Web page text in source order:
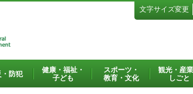
文字サイズ変更
・防犯
健康・福祉・
子ども
スポーツ・
教育・文化
観光・産業
しごと